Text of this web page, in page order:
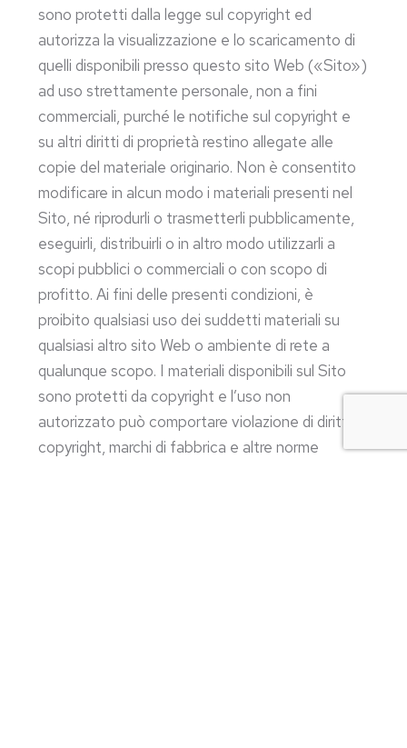
sono protetti dalla legge sul copyright ed
autorizza la visualizzazione e lo scaricamento di
quelli disponibili presso questo sito Web («Sito»)
ad uso strettamente personale, non a fini
commerciali, purché le notifiche sul copyright e
su altri diritti di proprietà restino allegate alle
copie del materiale originario. Non è consentito
modificare in alcun modo i materiali presenti nel
Sito, né riprodurli o trasmetterli pubblicamente,
eseguirli, distribuirli o in altro modo utilizzarli a
scopi pubblici o commerciali o con scopo di
profitto. Ai fini delle presenti condizioni, è
proibito qualsiasi uso dei suddetti materiali su
qualsiasi altro sito Web o ambiente di rete a
qualunque scopo. I materiali disponibili sul Sito
sono protetti da copyright e l’uso non
autorizzato può comportare violazione di diritti di
copyright, marchi di fabbrica e altre norme